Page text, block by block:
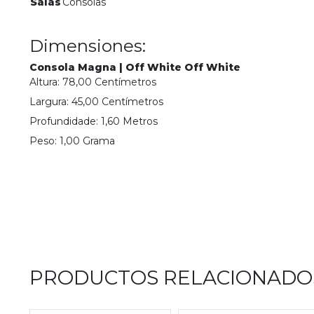
Dimensiones:
Consola Magna | Off White Off White
Altura: 78,00 Centímetros
Largura: 45,00 Centímetros
Profundidade: 1,60 Metros
Peso: 1,00 Grama
PRODUCTOS